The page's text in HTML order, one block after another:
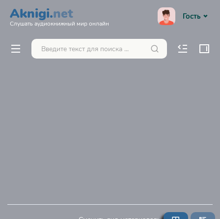
Aknigi.net
Слушать аудиокнижный мир онлайн
Гость